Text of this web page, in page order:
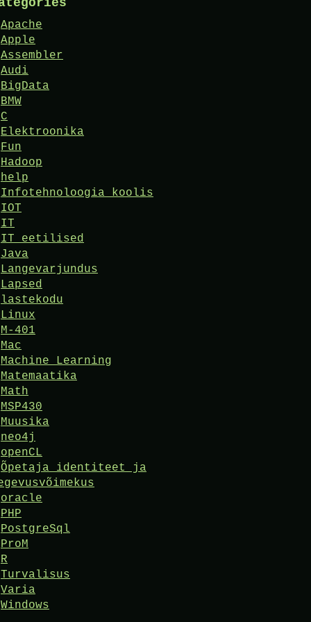
Apache
Apple
Assembler
Audi
BigData
BMW
C
Elektroonika
Fun
Hadoop
help
Infotehnoloogia koolis
IOT
IT
IT eetilised
Java
Langevarjundus
Lapsed
lastekodu
Linux
M-401
Mac
Machine Learning
Matemaatika
Math
MSP430
Muusika
neo4j
openCL
Õpetaja identiteet ja
oracle
PHP
PostgreSql
ProM
R
Turvalisus
Varia
Windows